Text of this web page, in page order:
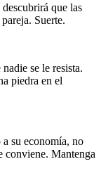
que las
Suerte.
se le resista.
piedra en el
su economía, no
conviene. Mantenga